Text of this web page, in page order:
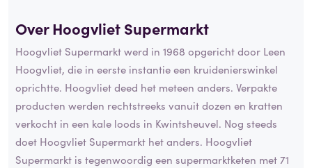
Over Hoogvliet Supermarkt
Hoogvliet Supermarkt werd in 1968 opgericht door Leen
Hoogvliet, die in eerste instantie een kruidenierswinkel
oprichtte. Hoogvliet deed het meteen anders. Verpakte
producten werden rechtstreeks vanuit dozen en kratten
verkocht in een kale loods in Kwintsheuvel. Nog steeds
doet Hoogvliet Supermarkt het anders. Hoogvliet
Supermarkt is tegenwoordig een supermarktketen met 71